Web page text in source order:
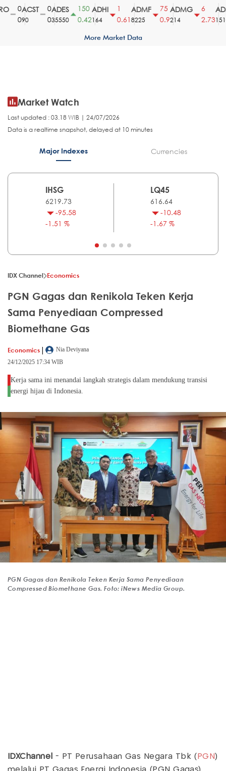
ACST
90
ADES
35550
150
0.42
ADHI
164
0.61
ADMF
8225
75
0.9
ADMG
214
2.731510
More Market Data
Market Watch
Last updated : 03.18 WIB | 24/07/2026
Data is a realtime snapshot, delayed at 10 minutes
Major Indexes Currencies
IHSG
6219.73
-95.58
-1.51 %
LQ45
616.64
-10.48
-1.67 %
IDX Channel Economics
PGN Gagas dan Renikola Teken Kerja
Sama Penyediaan Compressed
Biomethane Gas
Economics |
Nia Deviyana
24/12/2025 17:34 WIB
Kerja sama ini menandai langkah strategis dalam mendukung transisi
energi hijau di Indonesia.
PGN Gagas dan Renikola Teken Kerja Sama Penyediaan
Compressed Biomethane Gas. Foto: iNews Media Group.
IDXChannel - PT Perusahaan Gas Negara Tbk ( PGN )